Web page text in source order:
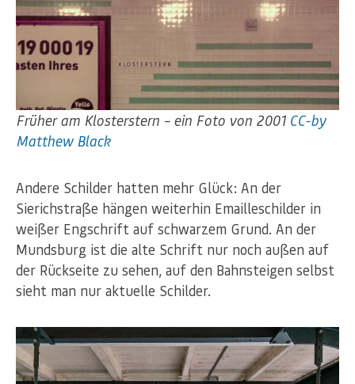
Früher am Klosterstern – ein Foto von 2001 CC-by
Matthew Black
Andere Schilder hatten mehr Glück: An der
Sierichstraße hängen weiterhin Emailleschilder in
weißer Engschrift auf schwarzem Grund. An der
Mundsburg ist die alte Schrift nur noch außen auf
der Rückseite zu sehen, auf den Bahnsteigen selbst
sieht man nur aktuelle Schilder.